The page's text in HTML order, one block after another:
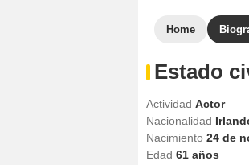
Home
Estado
Actividad Actor
Nacionalidad
Nacimiento 24 de
Edad 61 años